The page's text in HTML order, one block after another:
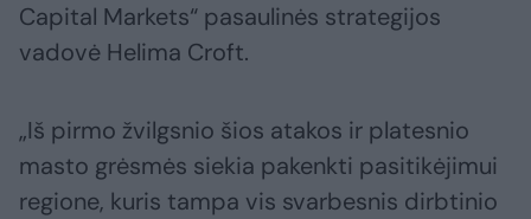
Capital Markets“ pasaulinės strategijos
vadovė Helima Croft.
„Iš pirmo žvilgsnio šios atakos ir platesnio
masto grėsmės siekia pakenkti pasitikėjimui
regione, kuris tampa vis svarbesnis dirbtinio